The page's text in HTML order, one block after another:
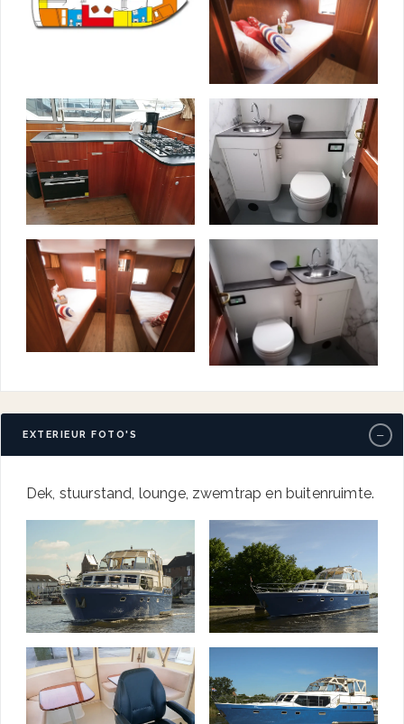
EXTERIEUR FOTO'S −
Dek, stuurstand, lounge, zwemtrap en buitenruimte.